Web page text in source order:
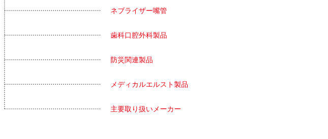
ネブライザー嘴管
歯科口腔外科製品
防災関連製品
メディカルエルスト製品
主要取り扱いメーカー